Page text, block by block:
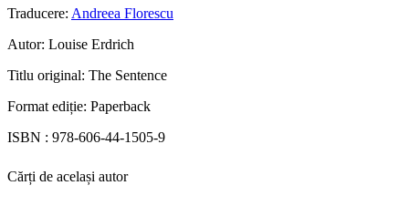
Traducere: Andreea Florescu
Autor: Louise Erdrich
Titlu original: The Sentence
Format ediție: Paperback
ISBN : 978-606-44-1505-9
Cărți de același autor